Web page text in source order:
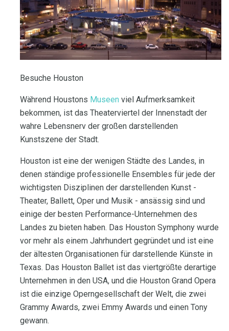
Besuche Houston
Während Houstons Museen viel Aufmerksamkeit
bekommen, ist das Theaterviertel der Innenstadt der
wahre Lebensnerv der großen darstellenden
Kunstszene der Stadt.
Houston ist eine der wenigen Städte des Landes, in
denen ständige professionelle Ensembles für jede der
wichtigsten Disziplinen der darstellenden Kunst -
Theater, Ballett, Oper und Musik - ansässig sind und
einige der besten Performance-Unternehmen des
Landes zu bieten haben. Das Houston Symphony wurde
vor mehr als einem Jahrhundert gegründet und ist eine
der ältesten Organisationen für darstellende Künste in
Texas. Das Houston Ballet ist das viertgrößte derartige
Unternehmen in den USA, und die Houston Grand Opera
ist die einzige Operngesellschaft der Welt, die zwei
Grammy Awards, zwei Emmy Awards und einen Tony
gewann.